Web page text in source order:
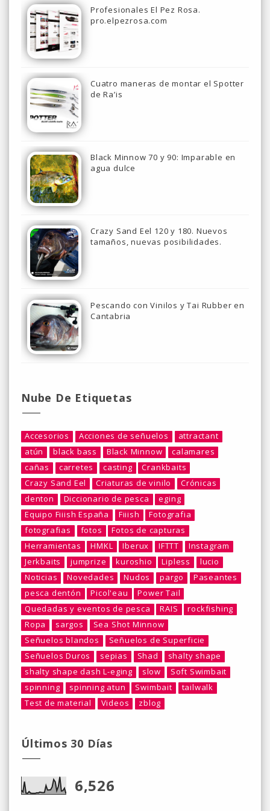
Profesionales El Pez Rosa.
pro.elpezrosa.com
Cuatro maneras de montar el Spotter
de Ra’is
Black Minnow 70 y 90: Imparable en
agua dulce
Crazy Sand Eel 120 y 180. Nuevos
tamaños, nuevas posibilidades.
Pescando con Vinilos y Tai Rubber en
Cantabria
Nube De Etiquetas
Accesorios Acciones de señuelos
attractant
atún
black bass Black Minnow
calamares
cañas
carretes casting
Crankbaits
Crazy Sand Eel
Criaturas de vinilo
Crónicas
denton
Diccionario de pesca
eging
Equipo Fiiish España
Fiiish
Fotografia
fotografias
fotos
Fotos de capturas
Herramientas
HMKL Iberux IFTTT
Instagram
Jerkbaits
jumprize kuroshio Lipless
lucio
Noticias
Novedades Nudos pargo
Paseantes
pesca dentón
Picol'eau
Power Tail
Quedadas y eventos de pesca
RAIS
rockfishing
Ropa
sargos
Sea Shot Minnow
Señuelos blandos
Señuelos de Superficie
Señuelos Duros
sepias Shad
shalty shape
shalty shape dash L-eging
slow
Soft Swimbait
spinning
spinning atun Swimbait
tailwalk
Test de material
Videos zblog
Últimos 30 Días
6,526